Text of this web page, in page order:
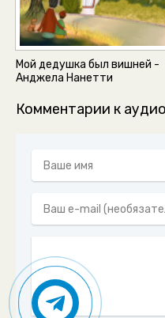
Мой дедушка был вишней -
Анджела Нанетти
Комментарии к